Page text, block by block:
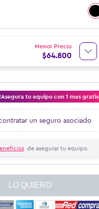
Menor Precio
$64.800
tu equipo con 1 mes gratis
un seguro asociado
de asegurar tu equipo.
LO QUIERO